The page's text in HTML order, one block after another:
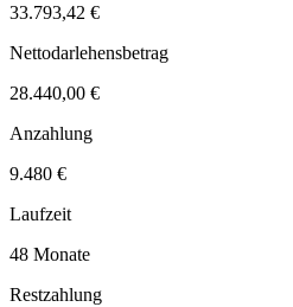
33.793,42 €
Nettodarlehensbetrag
28.440,00 €
Anzahlung
9.480 €
Laufzeit
48 Monate
Restzahlung